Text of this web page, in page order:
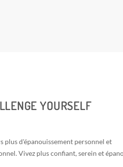
YOURSELF
plus d'épanouissement personnel et
Vivez plus confiant, serein et